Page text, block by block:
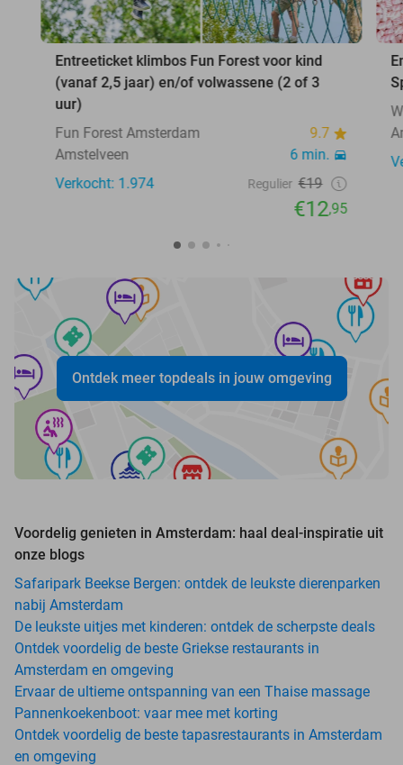
Entreeticket klimbos Fun Forest voor kind
(vanaf 2,5 jaar) en/of volwassene (2 of 3
uur)
Fun Forest Amsterdam
9.7
Amstelveen
6 min.
Verkocht: 1.974
Regulier €19
€12,95
Ontdek meer topdeals in jouw omgeving
Voordelig genieten in Amsterdam: haal deal-inspiratie uit
onze blogs
Safaripark Beekse Bergen: ontdek de leukste dierenparken
nabij Amsterdam
De leukste uitjes met kinderen: ontdek de scherpste deals
Ontdek voordelig de beste Griekse restaurants in
Amsterdam en omgeving
Ervaar de ultieme ontspanning van een Thaise massage
Pannenkoekenboot: vaar mee met korting
Ontdek voordelig de beste tapasrestaurants in Amsterdam
en omgeving